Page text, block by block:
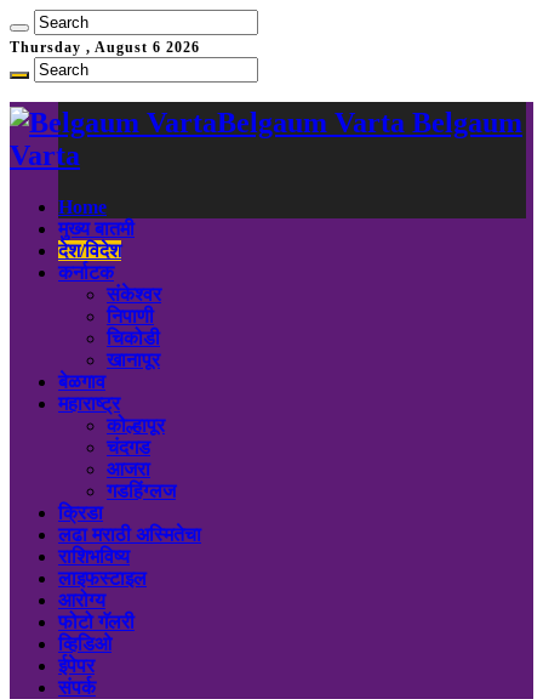
Thursday , August 6 2026
Belgaum Varta Belgaum
Varta
Home
मुख्य बातमी
देश/विदेश
कर्नाटक
संकेश्वर
निपाणी
चिकोडी
खानापूर
बेळगाव
महाराष्ट्र
कोल्हापूर
चंदगड
आजरा
गडहिंग्लज
क्रिडा
लढा मराठी अस्मितेचा
राशिभविष्य
लाइफस्टाइल
आरोग्य
फोटो गॅलरी
व्हिडिओ
ईपेपर
संपर्क